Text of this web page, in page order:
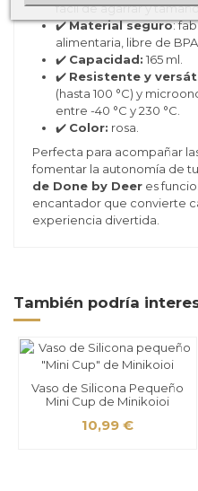
fácil de agarrar y
✔️Material seguro:
alimentaria, libre de
✔️ Capacidad: 165 ml.
✔️ Resistente y
(hasta 100 °C) y
entre -40 °C y 230 °C.
✔️ Color: rosa.
Perfecta para acompañar
fomentar la autonomía de
de Done by Deeres
encantador que convierte
experiencia divertida.
También podría
Vaso de Silicona Pequeño
Mini Cup de Minikoioi
10,99 €